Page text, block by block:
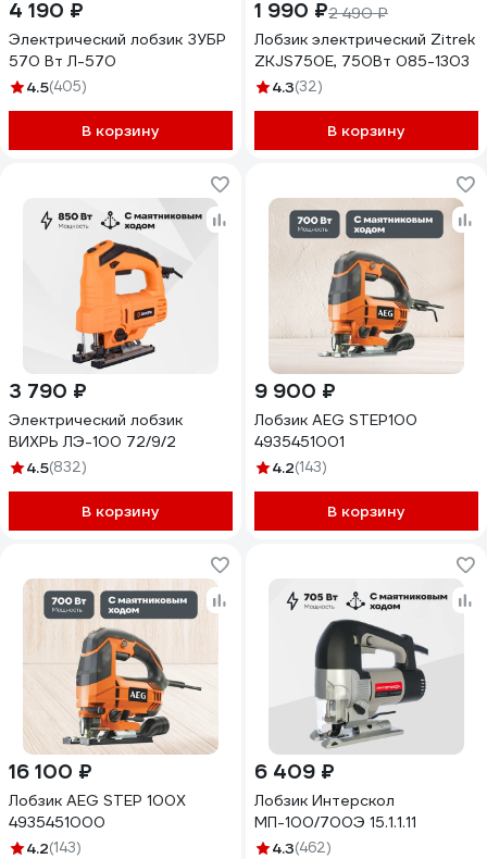
4 190 ₽
Электрический лобзик ЗУБР
570 Вт Л-570
4.5(405)
В корзину
1 990 ₽2 490 ₽
Лобзик электрический Zitrek
ZKJS750E, 750Вт 085-1303
4.3(32)
В корзину
3 790 ₽
Электрический лобзик
ВИХРЬ ЛЭ-100 72/9/2
4.5(832)
В корзину
9 900 ₽
Лобзик AEG STEP100
4935451001
4.2(143)
В корзину
16 100 ₽
Лобзик AEG STEP 100X
4935451000
4.2(143)
6 409 ₽
Лобзик Интерскол
МП-100/700Э 15.1.1.11
4.3(462)